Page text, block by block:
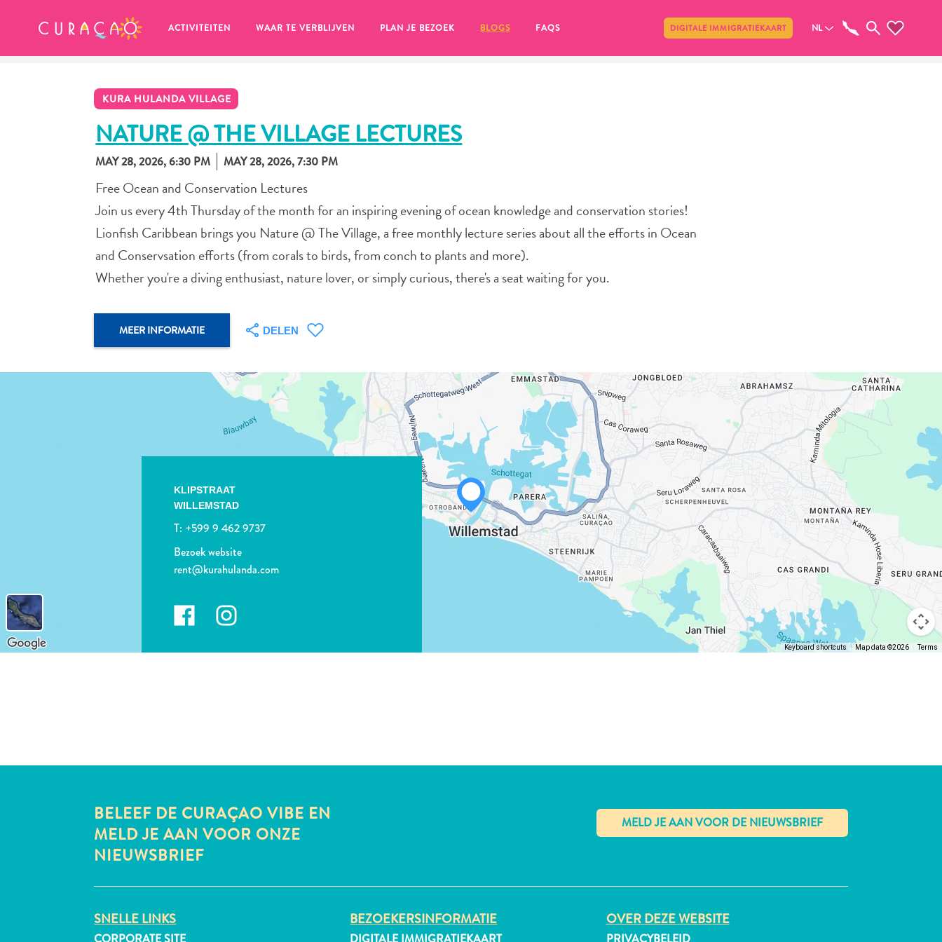
ACTIVITEITEN WAAR TE VERBLIJVEN PLAN JE BEZOEK BLOGS FAQS DIGITALE IMMIGRATIEKAART NL
KURA HULANDA VILLAGE
NATURE @ THE VILLAGE LECTURES
MAY 28, 2026, 6:30 PM MAY 28, 2026, 7:30 PM
Free Ocean and Conservation Lectures
Join us every 4th Thursday of the month for an inspiring evening of ocean knowledge and conservation stories!
Lionfish Caribbean brings you Nature @ The Village, a free monthly lecture series about all the efforts in Ocean
and Conservsation efforts (from corals to birds, from conch to plants and more).
Whether you're a diving enthusiast, nature lover, or simply curious, there's a seat waiting for you.
MEER INFORMATIE DELEN
WHATSAPP
FACEBOOK
KLIPSTRAAT
WILLEMSTAD
T: +599 9 462 9737
Bezoek website
rent@kurahulanda.com
Keyboard shortcuts Map data ©2026 Terms
BELEEF DE CURAÇAO VIBE EN
MELD JE AAN VOOR ONZE
NIEUWSBRIEF
✕
SNELLE LINKS BEZOEKERSINFORMATIE OVER DEZE WEBSITE
MIJN FAVORIETEN Delen
favoriete plekken opgeslagen.
Wanneer je iets op wil slaan om later nog eens te bekijken, klik op het